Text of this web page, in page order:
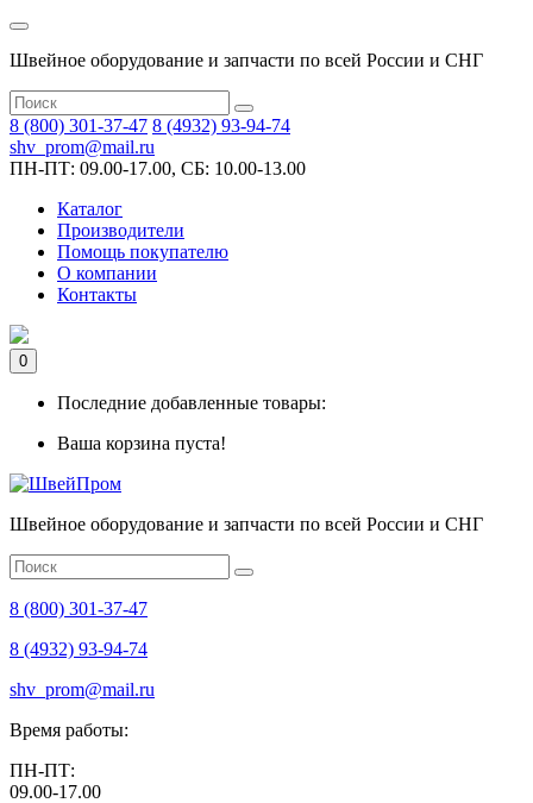
Швейное оборудование и запчасти по всей России и СНГ
8 (800) 301-37-47 8 (4932) 93-94-74
shv_prom@mail.ru
ПН-ПТ: 09.00-17.00, СБ: 10.00-13.00
Каталог
Производители
Помощь покупателю
О компании
Контакты
0
Последние добавленные товары:
Ваша корзина пуста!
Швейное оборудование и запчасти по всей России и СНГ
8 (800) 301-37-47
8 (4932) 93-94-74
shv_prom@mail.ru
Время работы:
ПН-ПТ:
09.00-17.00